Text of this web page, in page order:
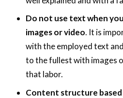
Do not use text when
images or video. It is
with the employed text
to the fullest with images
that labor.
Content structure